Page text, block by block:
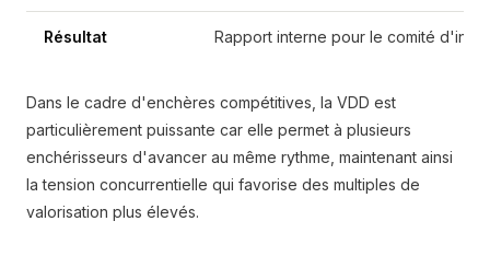
Résultat Rapport interne pour le comité
Dans le cadre d'enchères compétitives, la VDD est
particulièrement puissante car elle permet à plusieurs
enchérisseurs d'avancer au même rythme, maintenant ainsi
la tension concurrentielle qui favorise des multiples de
valorisation plus élevés.